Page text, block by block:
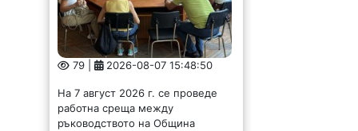
79 | 2026-08-07 15:48:50
На 7 август 2026 г. се проведе
работна среща между
ръководството на Община